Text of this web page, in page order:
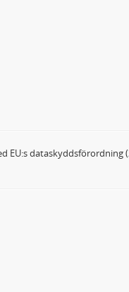
dataskyddsförordning